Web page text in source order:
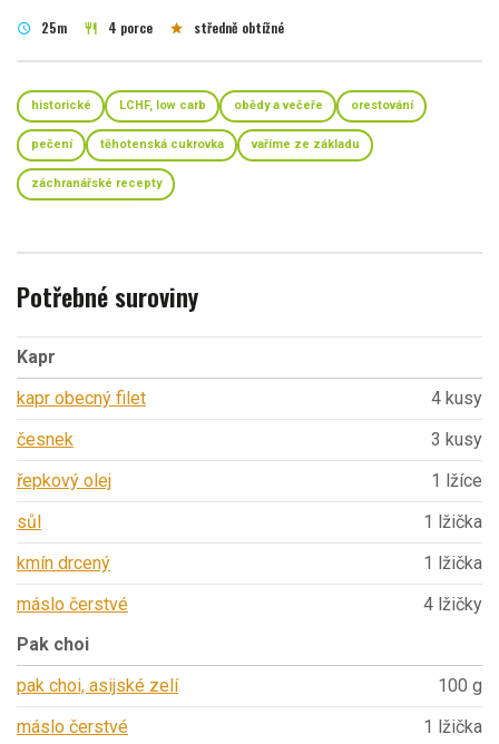
schedule 25m restaurant 4 porce star středně obtížné
historické LCHF, low carb obědy a večeře orestování
pečení těhotenská cukrovka vaříme ze základu
záchranářské recepty
Potřebné suroviny
Kapr
kapr obecný filet
4 kusy
česnek
3 kusy
řepkový olej
1 lžíce
sůl
1 lžička
kmín drcený
1 lžička
máslo čerstvé
4 lžičky
Pak choi
pak choi, asijské zelí
100 g
máslo čerstvé
1 lžička